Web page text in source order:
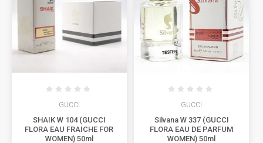
GUCCI
SHAIK W 104 (GUCCI
FLORA EAU FRAICHE FOR
WOMEN) 50ml
GUCCI
Silvana W 337 (GUCCI
FLORA EAU DE PARFUM
WOMEN) 50ml